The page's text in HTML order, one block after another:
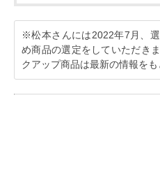
※松本さんには2022年7月、
め商品の選定をしていただき
クアップ商品は最新の情報をも